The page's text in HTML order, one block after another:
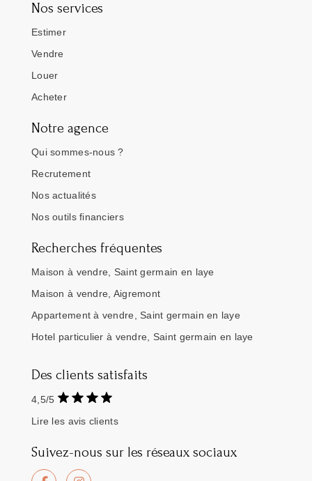
Nos services
Estimer
Vendre
Louer
Acheter
Notre agence
Qui sommes-nous ?
Recrutement
Nos actualités
Nos outils financiers
Recherches fréquentes
Maison à vendre, Saint germain en laye
Maison à vendre, Aigremont
Appartement à vendre, Saint germain en laye
Hotel particulier à vendre, Saint germain en laye
Des clients satisfaits
4,5/5
Lire les avis clients
Suivez-nous sur les réseaux sociaux